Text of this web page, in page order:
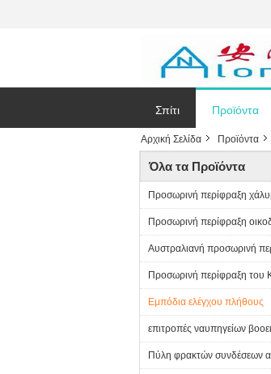
Σπίτι Προϊόντα
Αρχική Σελίδα Προϊόντα
Όλα τα Προϊόντα
Προσωρινή περίφραξη
Προσωρινή περίφραξη
Αυστραλιανή προσωρινή
Προσωρινή περίφραξη του
Εμπόδια ελέγχου πλήθους
επιτροπές ναυπηγείων
Πύλη φρακτών συνδέσεων